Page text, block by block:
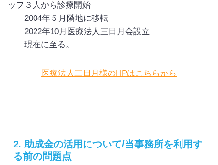
ッフ３人から診療開始
2004年５月隣地に移転
2022年10月医療法人三日月会設立
現在に至る。
医療法人三日月様のHPはこちらから
2. 助成金の活用について/当事務所を利用す
る前の問題点